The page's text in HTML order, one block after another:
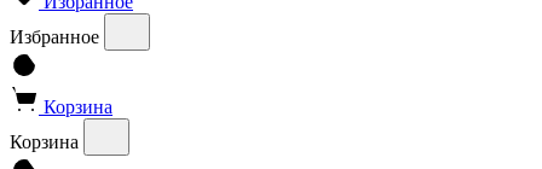
Избранное
Корзина
Корзина